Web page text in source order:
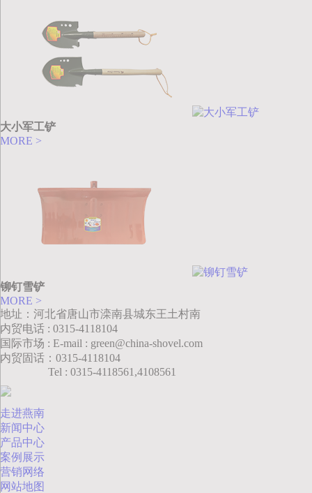
大小军工铲
MORE >
铆钉雪铲
MORE >
地址：河北省唐山市滦南县城东王土村南
内贸电话 : 0315-4118104
国际市场 : E-mail : green@china-shovel.com
内贸固话：0315-4118104
Tel : 0315-4118561,4108561
走进燕南
新闻中心
产品中心
案例展示
营销网络
网站地图